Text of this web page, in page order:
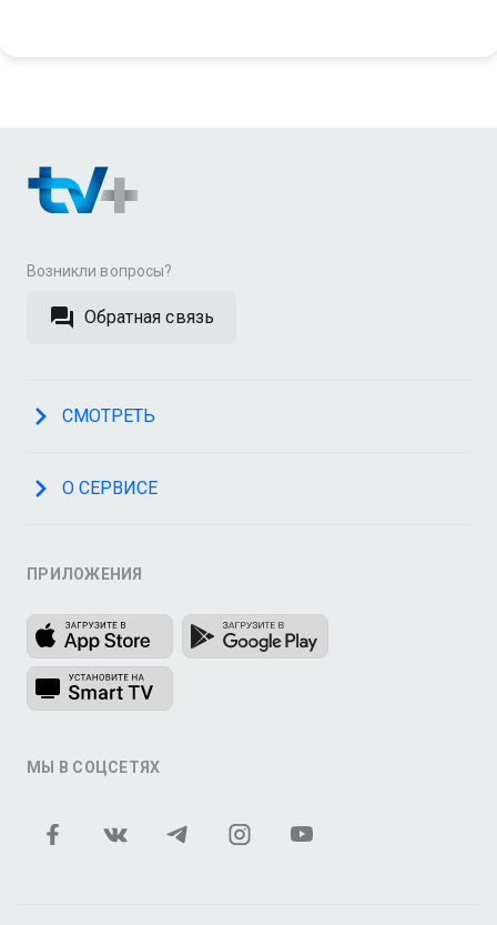
Возникли вопросы?
Обратная связь
СМОТРЕТЬ
О СЕРВИСЕ
ПРИЛОЖЕНИЯ
МЫ В СОЦСЕТЯХ